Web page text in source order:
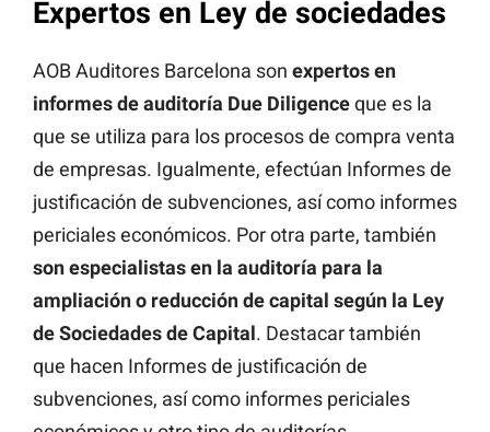
Expertos en Ley de sociedades
AOB Auditores Barcelona son expertos en
informes de auditoría Due Diligenceque es la
que se utiliza para los procesos de compra venta
de empresas. Igualmente, efectúan Informes de
justificación de subvenciones, así como informes
periciales económicos. Por otra parte, también
son especialistas en la auditoría para la
ampliación o reducción de capital según la Ley
de Sociedades de Capital. Destacar también
que hacen Informes de justificación de
subvenciones, así como informes periciales